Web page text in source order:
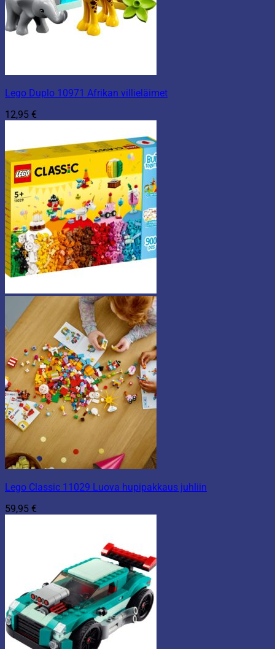
Lego Duplo 10971 Afrikan villieläimet
12,95 €
Lego Classic 11029 Luova hupipakkaus juhliin
59,95 €